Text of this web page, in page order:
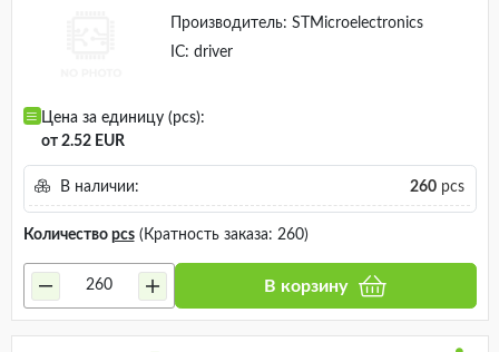
Производитель: STMicroelectronics
IC: driver
Цена за единицу (pcs):
от 2.52 EUR
В наличии: 260pcs
Количество pcs(Кратность заказа: 260)
В корзину